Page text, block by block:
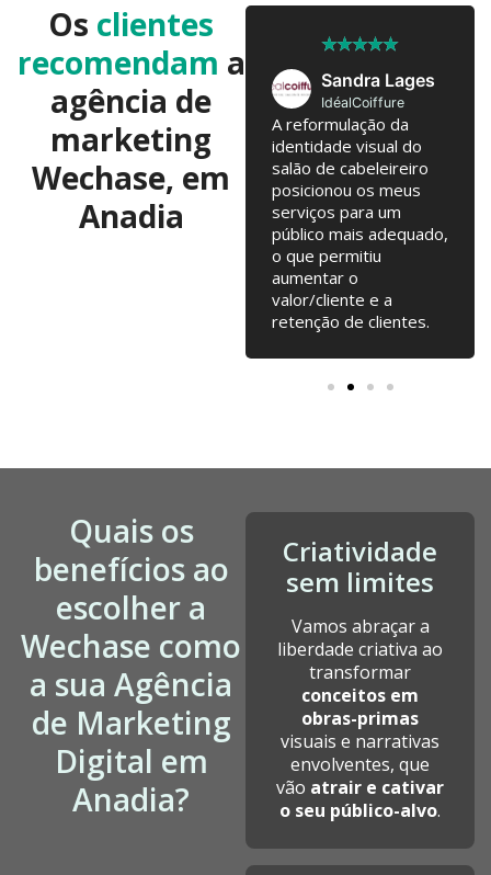
Os clientes
recomendam a
agência de
marketing
Wechase, em
Anadia
José Pedro
Twobrothers
Colaboramos já há 10
anos, com troca de
ideias regulares para
testarmos. Campanhas
online, Email Marketing,
alterações na loja
Sandra Lages
★★★★★
IdéalCoiffure
A reformulação da
identidade visual do
salão de cabeleireiro
posicionou os meus
serviços para um
público mais adequado,
o que permitiu
aumentar o
valor/cliente e a
retenção de clientes.
Quais os
benefícios ao
escolher a
Wechase como
a sua Agência
de Marketing
Digital em
Anadia?
Criatividade
sem limites
Vamos abraçar a
liberdade criativa ao
transformar
conceitos em
obras-primas
visuais e narrativas
envolventes, que
vão atrair e cativar
o seu público-alvo.